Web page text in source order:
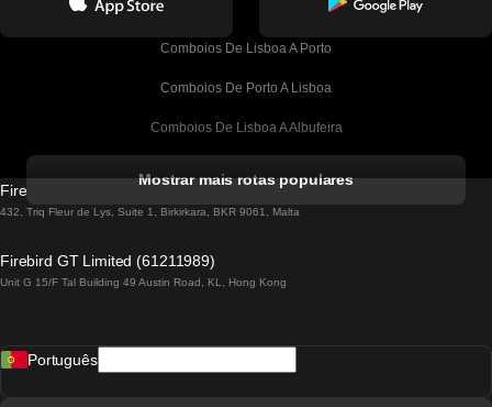
Comboios De Lisboa A Porto
Comboios De Porto A Lisboa
Comboios De Lisboa A Albufeira
Comboios De Lisboa A Lagos
Comboios De Lisboa A Madrid
Mostrar mais rotas populares
Firebird GT Limited (OC 1451)
432, Triq Fleur de Lys, Suite 1, Birkirkara, BKR 9061, Malta
Firebird GT Limited (61211989)
Unit G 15/F Tal Building 49 Austin Road, KL, Hong Kong
Português